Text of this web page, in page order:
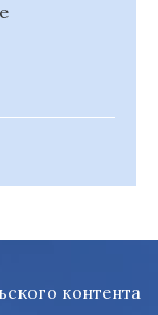
контента